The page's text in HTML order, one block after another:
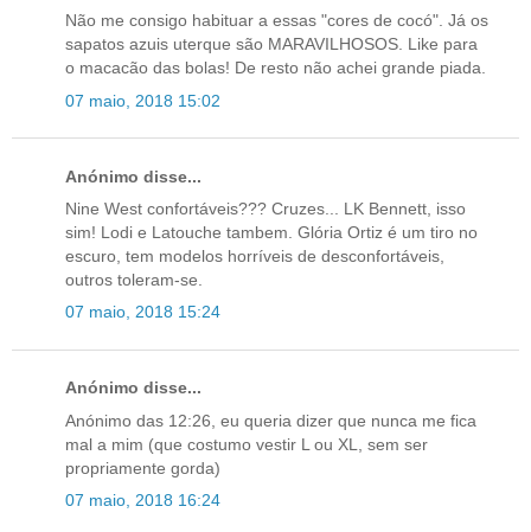
Não me consigo habituar a essas "cores de cocó". Já os
sapatos azuis uterque são MARAVILHOSOS. Like para
o macacão das bolas! De resto não achei grande piada.
07 maio, 2018 15:02
Anónimo disse...
Nine West confortáveis??? Cruzes... LK Bennett, isso
sim! Lodi e Latouche tambem. Glória Ortiz é um tiro no
escuro, tem modelos horríveis de desconfortáveis,
outros toleram-se.
07 maio, 2018 15:24
Anónimo disse...
Anónimo das 12:26, eu queria dizer que nunca me fica
mal a mim (que costumo vestir L ou XL, sem ser
propriamente gorda)
07 maio, 2018 16:24